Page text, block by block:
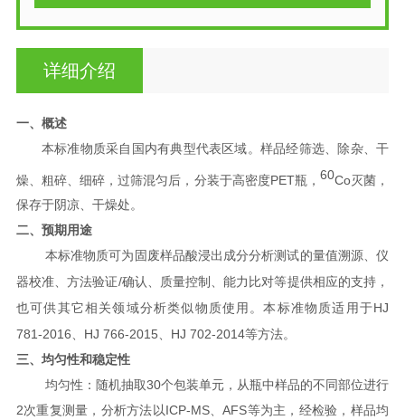
详细介绍
一、概述
本标准物质采自国内有典型代表区域。样品经筛选、除杂、干
燥、粗碎、细碎，过筛混匀后，分装于高密度PET瓶， 60Co灭菌，
保存于阴凉、干燥处。
二、预期用途
本标准物质可为固废样品酸浸出成分分析测试的量值溯源、仪
器校准、方法验证/确认、质量控制、能力比对等提供相应的支持，
也可供其它相关领域分析类似物质使用。本标准物质适用于HJ
781-2016、 HJ 766-2015、 HJ 702-2014等方法。
三、均匀性和稳定性
均匀性：随机抽取30个包装单元，从瓶中样品的不同部位进行
2次重复测量，分析方法以ICP-MS、AFS等为主，经检验，样品均